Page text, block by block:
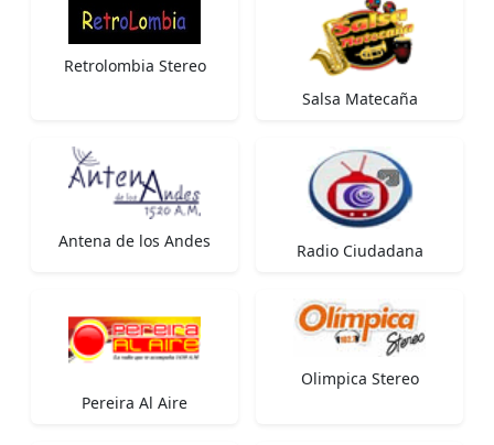
Retrolombia Stereo
Salsa Matecaña
Antena de los Andes Radio Ciudadana
Pereira Al Aire
Olimpica Stereo